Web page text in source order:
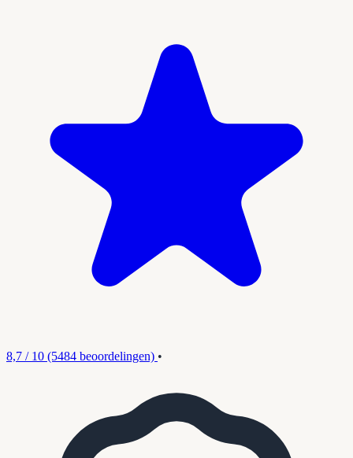
8,7 / 10 (5484 beoordelingen) •